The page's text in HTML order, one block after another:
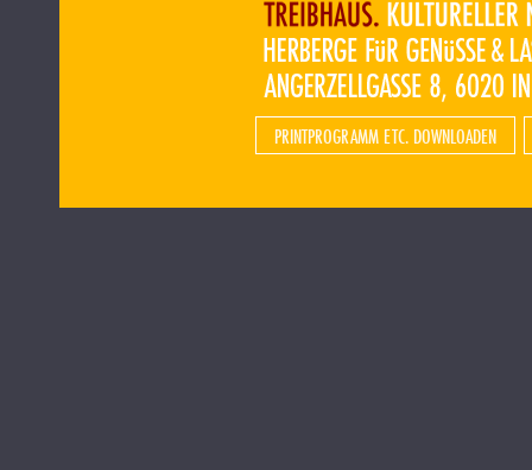
PRINTPROGRAMM ETC. DOWNLOADEN